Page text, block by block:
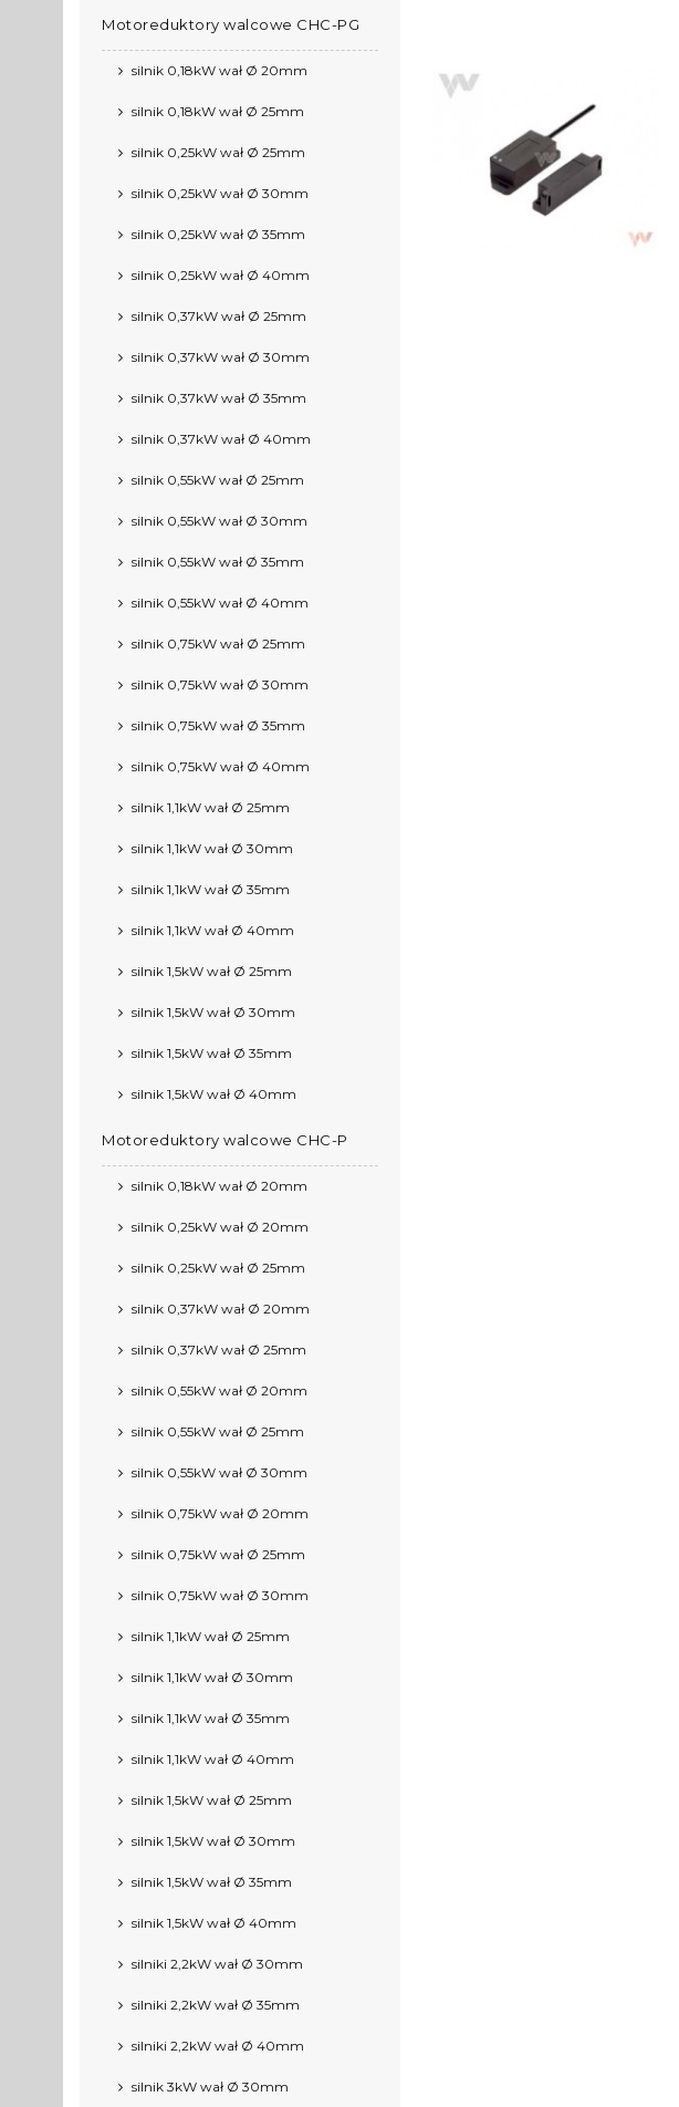
Motoreduktory walcowe CHC-PG
silnik 0,18kW wał Ø 20mm
silnik 0,18kW wał Ø 25mm
silnik 0,25kW wał Ø 25mm
silnik 0,25kW wał Ø 30mm
silnik 0,25kW wał Ø 35mm
silnik 0,25kW wał Ø 40mm
silnik 0,37kW wał Ø 25mm
silnik 0,37kW wał Ø 30mm
silnik 0,37kW wał Ø 35mm
silnik 0,37kW wał Ø 40mm
silnik 0,55kW wał Ø 25mm
silnik 0,55kW wał Ø 30mm
silnik 0,55kW wał Ø 35mm
silnik 0,55kW wał Ø 40mm
silnik 0,75kW wał Ø 25mm
silnik 0,75kW wał Ø 30mm
silnik 0,75kW wał Ø 35mm
silnik 0,75kW wał Ø 40mm
silnik 1,1kW wał Ø 25mm
silnik 1,1kW wał Ø 30mm
silnik 1,1kW wał Ø 35mm
silnik 1,1kW wał Ø 40mm
silnik 1,5kW wał Ø 25mm
silnik 1,5kW wał Ø 30mm
silnik 1,5kW wał Ø 35mm
silnik 1,5kW wał Ø 40mm
Motoreduktory walcowe CHC-P
silnik 0,18kW wał Ø 20mm
silnik 0,25kW wał Ø 20mm
silnik 0,25kW wał Ø 25mm
silnik 0,37kW wał Ø 20mm
silnik 0,37kW wał Ø 25mm
silnik 0,55kW wał Ø 20mm
silnik 0,55kW wał Ø 25mm
silnik 0,55kW wał Ø 30mm
silnik 0,75kW wał Ø 20mm
silnik 0,75kW wał Ø 25mm
silnik 0,75kW wał Ø 30mm
silnik 1,1kW wał Ø 25mm
silnik 1,1kW wał Ø 30mm
silnik 1,1kW wał Ø 35mm
silnik 1,1kW wał Ø 40mm
silnik 1,5kW wał Ø 25mm
silnik 1,5kW wał Ø 30mm
silnik 1,5kW wał Ø 35mm
silnik 1,5kW wał Ø 40mm
silniki 2,2kW wał Ø 30mm
silniki 2,2kW wał Ø 35mm
silniki 2,2kW wał Ø 40mm
silnik 3kW wał Ø 30mm